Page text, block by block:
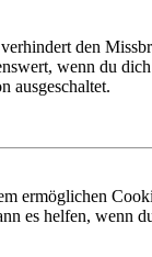
den
wenn du
ausgeschaltet.
ermöglichen
es helfen, wenn